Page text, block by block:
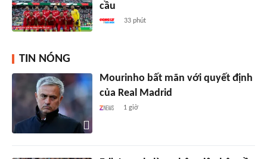
cầu
33 phút
TIN NÓNG
Mourinho bất mãn với quyết định
của Real Madrid
1 giờ